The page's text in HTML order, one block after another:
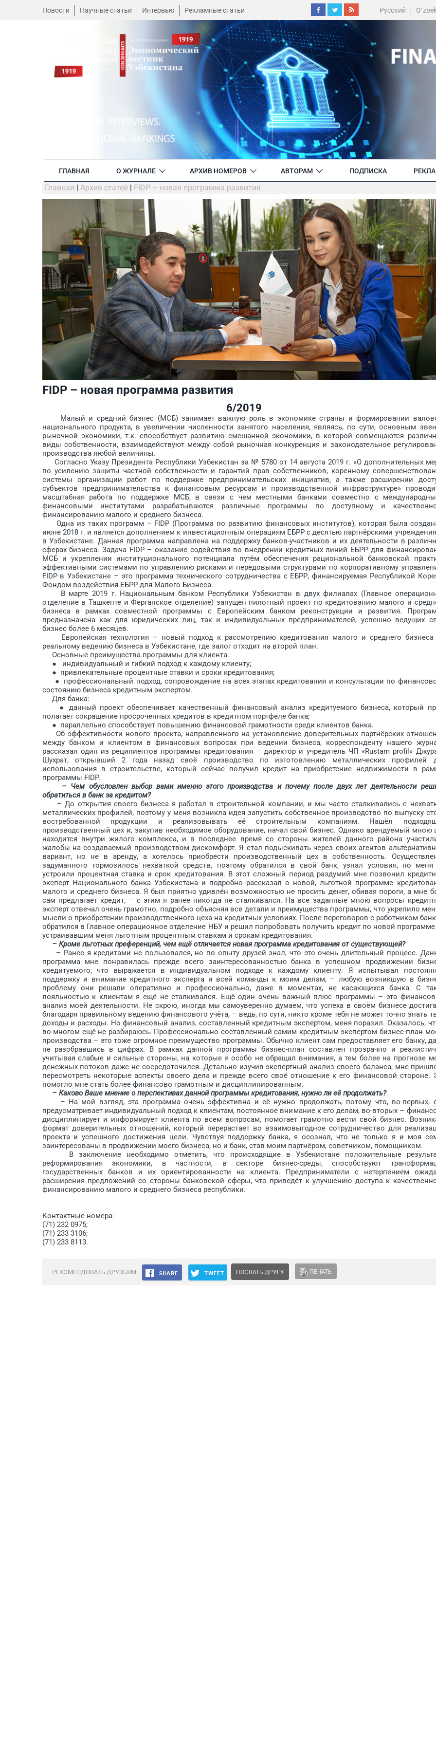
Новости Научные статьи Интервью Рекламные статьи Русский
ГЛАВНАЯ О ЖУРНАЛЕ АРХИВ НОМЕРОВ АВТОРАМ ПОДПИСКА
Главная | Архив статей | FIDP – новая программа развития
FIDP – новая программа развития
6/2019
Малый и средний бизнес (МСБ) занимает важную роль в экономике страны и формировании
национального продукта, в увеличении численности занятого населения, являясь, по сути, основным
рыночной экономики, т.к. способствует развитию смешанной экономики, в которой совмещаются
виды собственности, взаимодействуют между собой рыночная конкуренция и законодательное
производства любой величины.
Согласно Указу Президента Рес­публики Узбекистан за № 5780 от 14 августа 2019 г. «О дополнительных
по усилению защиты частной собственности и гарантий прав собственников, коренному
системы организации работ по поддержке предпринимательских инициатив, а также расширении
субъектов предпринимательства к финансовым ресурсам и производственной инфраструктуре»
масштабная работа по поддержке МСБ, в связи с чем местными банками совместно с
финансовыми институтами разрабатываются различные программы по доступному и
финансированию малого и среднего бизнеса.
Одна из таких программ – FIDP (Программа по развитию финансовых институтов), которая была
июне 2018 г. и является дополнением к инвестиционным операциям ЕБРР с десятью партнёрскими
в Узбекистане. Данная программа направлена на поддержку банков-участников и их деятельности в
сферах бизнеса. Задача FIDP – оказание содействия во внедрении кредитных линий ЕБРР для
МСБ и укреплении институционального потенциала путём обеспечения рациональной банковской
эффективными системами по управлению рисками и передовыми структурами по корпоративному
FIDP в Узбекистане – это программа технического сотрудничества с ЕБРР, финансируемая Республикой
Фондом воздействия ЕБРР для Малого Бизнеса.
В марте 2019 г. Национальным банком Республики Узбекистан в двух филиалах (Главное
отделение в Ташкенте и Ферганское отделение) запущен пилотный проект по кредитованию малого и
бизнеса в рамках совместной программы с Европейским банком реконструкции и развития.
предназначена как для юридических лиц, так и индивидуальных предпринимателей, успешно ведущих
бизнес более 6 месяцев.
Европейская технология – новый подход к рассмотрению кредитования малого и среднего бизнеса
реальному ведению бизнеса в Узбекистане, где залог отходит на второй план.
Основные преимущества программы для клиента:
● индивидуальный и гибкий подход к каждому клиенту;
● привлекательные процентные ставки и сроки кредитования;
● профессиональный подход, сопровождение на всех этапах кредитования и консультации по
состоянию бизнеса кредитным экспертом.
Для банка:
● данный проект обеспечивает качественный финансовый анализ кредитуемого бизнеса, который
полагает сокращение просроченных кредитов в кредитном порт­феле банка;
● параллельно способствует повышению финансовой грамотности среди клиентов банка.
Об эффективности нового проекта, направленного на установление доверительных партнёрских
между банком и клиентом в финансовых вопросах при ведении бизнеса, корреспонденту нашего
рассказал один из реципиентов программы кредитования – директор и учредитель ЧП «Rustam profil»
Шухрат, открывший 2 года назад своё производство по изготовлению металлических профилей
использования в строительстве, который сейчас получил кредит на приобретение недвижимости в
программы FIDP.
– Чем обусловлен выбор вами именно этого производства и почему после двух лет деятельности
обратиться в банк за кредитом?
– До открытия своего бизнеса я работал в строительной компании, и мы часто сталкивались с
металлических профилей, поэтому у меня возникла идея запустить собственное производство по выпуску
востребованной продукции и реализовывать её строительным компаниям. Нашёл
производственный цех и, закупив необходимое оборудование, начал свой бизнес. Однако арендуемый мною
находится внутри жилого комплекса, и в последнее время со стороны жителей данного района
жалобы на создаваемый производством дискомфорт. Я стал подыскивать через своих агентов
вариант, но не в аренду, а хотелось приобрести производственный цех в собственность.
задуманного тормозилось нехваткой средств, поэтому обратился в свой банк, узнал условия, но
устроили процентная ставка и срок кредитования. В этот сложный период раздумий мне позвонил
эксперт Нацио­нального банка Узбекистана и подробно рассказал о новой, льготной программе
малого и среднего бизнеса. Я был приятно удивлён возможностью не просить денег, обивая пороги, а мне
сам предлагает кредит, – с этим я ранее никогда не сталкивался. На все заданные мною вопросы
эксперт отвечал очень грамотно, подробно объясняя все детали и преимущества программы, что укрепило
мысли о приобретении производственного цеха на кредитных условиях. После переговоров с работником
обратился в Главное операционное отделение НБУ и решил попробовать получить кредит по новой
устраивавшим меня льготным процентным ставкам и срокам кредитования.
– Кроме льготных преференций, чем ещё отличается новая программа кредитования от существующей?
– Ранее я кредитами не пользовался, но по опыту друзей знал, что это очень длительный процесс.
программа мне понравилась прежде всего заинтересованностью банка в успешном продвижении
кредитуемого, что выражается в индивидуальном подходе к каждому клиенту. Я испытывал
поддержку и внимание кредитного эксперта и всей команды к моим делам, – любую возникшую в
проблему они решали оперативно и профессионально, даже в моментах, не касающихся банка. С
лояльностью к клиентам я ещё не сталкивался. Ещё один очень важный плюс программы – это
анализ моей деятельности. Не скрою, иногда мы самоуверенно думаем, что успеха в своём бизнесе
благодаря правильному ведению финансового учёта, – ведь, по сути, никто кроме тебя не может точно знать
доходы и расходы. Но финансовый анализ, составленный кредитным экспертом, меня поразил. Оказалось,
во многом ещё не разбираюсь. Профессионально составленный самим кредитным экспертом бизнес-план
производства – это тоже огромное преимущество программы. Обычно клиент сам предоставляет его банку,
не разобравшись в цифрах. В рамках данной программы бизнес-план составлен прозрачно и
учитывая слабые и сильные стороны, на которые я особо не обращал внимания, а тем более на прогнозе
денежных потоков даже не сосредоточился. Детально изучив экспертный анализ своего баланса, мне
пересмотреть некоторые аспекты своего дела и прежде всего своё отношение к его финансовой стороне.
помогло мне стать более финансово грамотным и дисциплинированным.
– Каково Ваше мнение о перспективах данной программы кредитования, нужно ли её продолжать?
– На мой взгляд, эта программа очень эффективна и её нужно продолжать, потому что, во-первых,
предусматривает индивидуальный подход к клиентам, постоянное внимание к его делам, во-вторых –
дисциплинирует и информирует клиента по всем вопросам, помогает грамотно вести свой бизнес.
формат доверительных отношений, который перерастает во взаимовыгодное сотрудничество для
проекта и успешного достижения цели. Чувствуя поддержку банка, я осознал, что не только я и моя
заинтересованы в продвижении моего бизнеса, но и банк, став моим партнёром, советником, помощником.
В заключение необходимо отметить, что происходящие в Узбекистане положительные
реформирования экономики, в частности, в секторе бизнес-среды, способствуют
государственных банков и их ориентированности на клиента. Предприниматели с нетерпением
расширения предложений со стороны банковской сферы, что приведёт к улучшению доступа к
финансированию малого и среднего бизнеса республики.
Контактные номера:
(71) 232 0975;
(71) 233 3106;
(71) 233 8113.
РЕКОМЕНДОВАТЬ ДРУЗЬЯМ ПОСЛАТЬ ДРУГУ ПЕЧАТЬ